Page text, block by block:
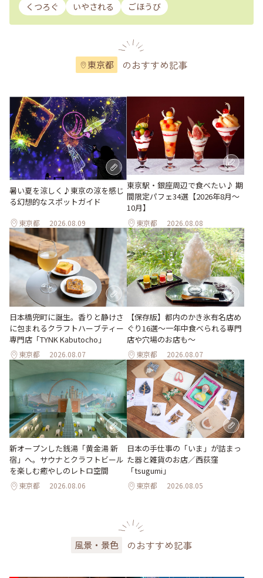
くつろぐ
いやされる ごほうび
東京都 のおすすめ記事
暑い夏を涼しく♪東京の涼を感じ
る幻想的なスポットガイド
東京都 2026.08.09
東京駅・銀座周辺で食べたい♪ 期
間限定パフェ34選【2026年8月～
10月】
東京都 2026.08.08
日本橋兜町に誕生。香りと静けさ
に包まれるクラフトハーブティー
専門店「TYNK Kabutocho」
東京都 2026.08.07
【保存版】都内のかき氷有名店め
ぐり16選～一年中食べられる専門
店や穴場のお店も～
東京都 2026.08.07
新オープンした銭湯「黄金湯 新
宿」へ。サウナとクラフトビール
を楽しむ癒やしのレトロ空間
東京都 2026.08.06
日本の手仕事の「いま」が詰まっ
た器と雑貨のお店／西荻窪
「tsugumi」
東京都 2026.08.05
風景・景色 のおすすめ記事